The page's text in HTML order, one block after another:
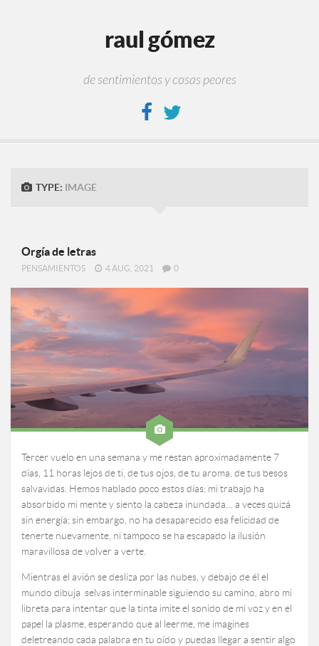
raul gómez
de sentimientos y cosas peores
TYPE: IMAGE
Orgía de letras
PENSAMIENTOS 4 AUG, 2021 0
Tercer vuelo en una semana y me restan aproximadamente 7
días, 11 horas lejos de ti, de tus ojos, de tu aroma, de tus besos
salvavidas. Hemos hablado poco estos días: mi trabajo ha
absorbido mi mente y siento la cabeza inundada… a veces quizá
sin energía; sin embargo, no ha desaparecido esa felicidad de
tenerte nuevamente, ni tampoco se ha escapado la ilusión
maravillosa de volver a verte.
Mientras el avión se desliza por las nubes, y debajo de él el
mundo dibuja selvas interminable siguiendo su camino, abro mi
libreta para intentar que la tinta imite el sonido de mi voz y en el
papel la plasme, esperando que al leerme, me imagines
deletreando cada palabra en tu oído y puedas llegar a sentir algo